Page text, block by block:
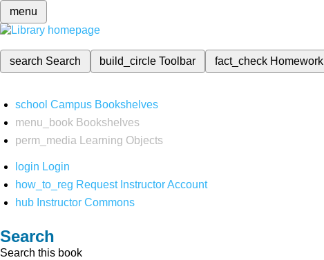
menu
search Search build_circleToolbar fact_check Homework
school Campus Bookshelves
menu_book Bookshelves
perm_media
Learning Objects
login Login
how_to_reg Request Instructor Account
hub Instructor Commons
Search
Search this book